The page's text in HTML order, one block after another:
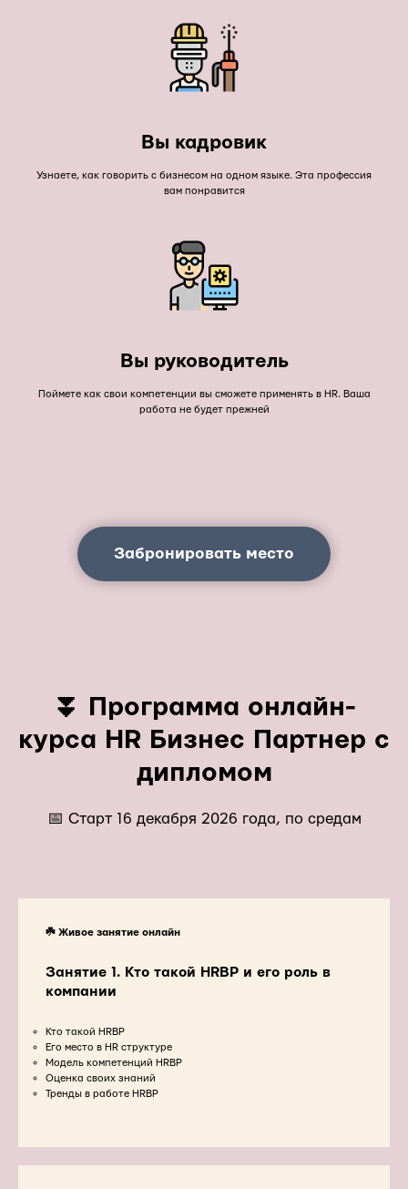
Вы кадровик
Узнаете, как говорить с бизнесом на одном языке. Эта профессия
вам понравится
Вы руководитель
Поймете как свои компетенции вы сможете применять в HR. Ваша
работа не будет прежней
Забронировать место
⏬
Программа онлайн-
курса HR Бизнес Партнер с
дипломом
📅 Старт 16 декабря 2026 года, по средам
☘️ Живое занятие онлайн
Занятие 1. Кто такой HRBP и его роль в
компании
Кто такой HRBP
Его место в HR структуре
Модель компетенций HRBP
Оценка своих знаний
Тренды в работе HRBP